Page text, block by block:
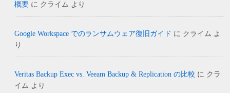
概要 に クライム より
Google Workspace でのランサムウェア復旧ガイド に クライム よ
り
Veritas Backup Exec vs. Veeam Backup & Replication の比較 に クラ
イム より